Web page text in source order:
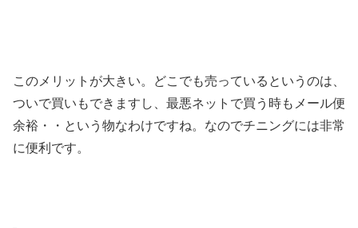
このメリットが大きい。どこでも売っているというのは、
ついで買いもできますし、最悪ネットで買う時もメール便
余裕・・という物なわけですね。なのでチニングには非常
に便利です。